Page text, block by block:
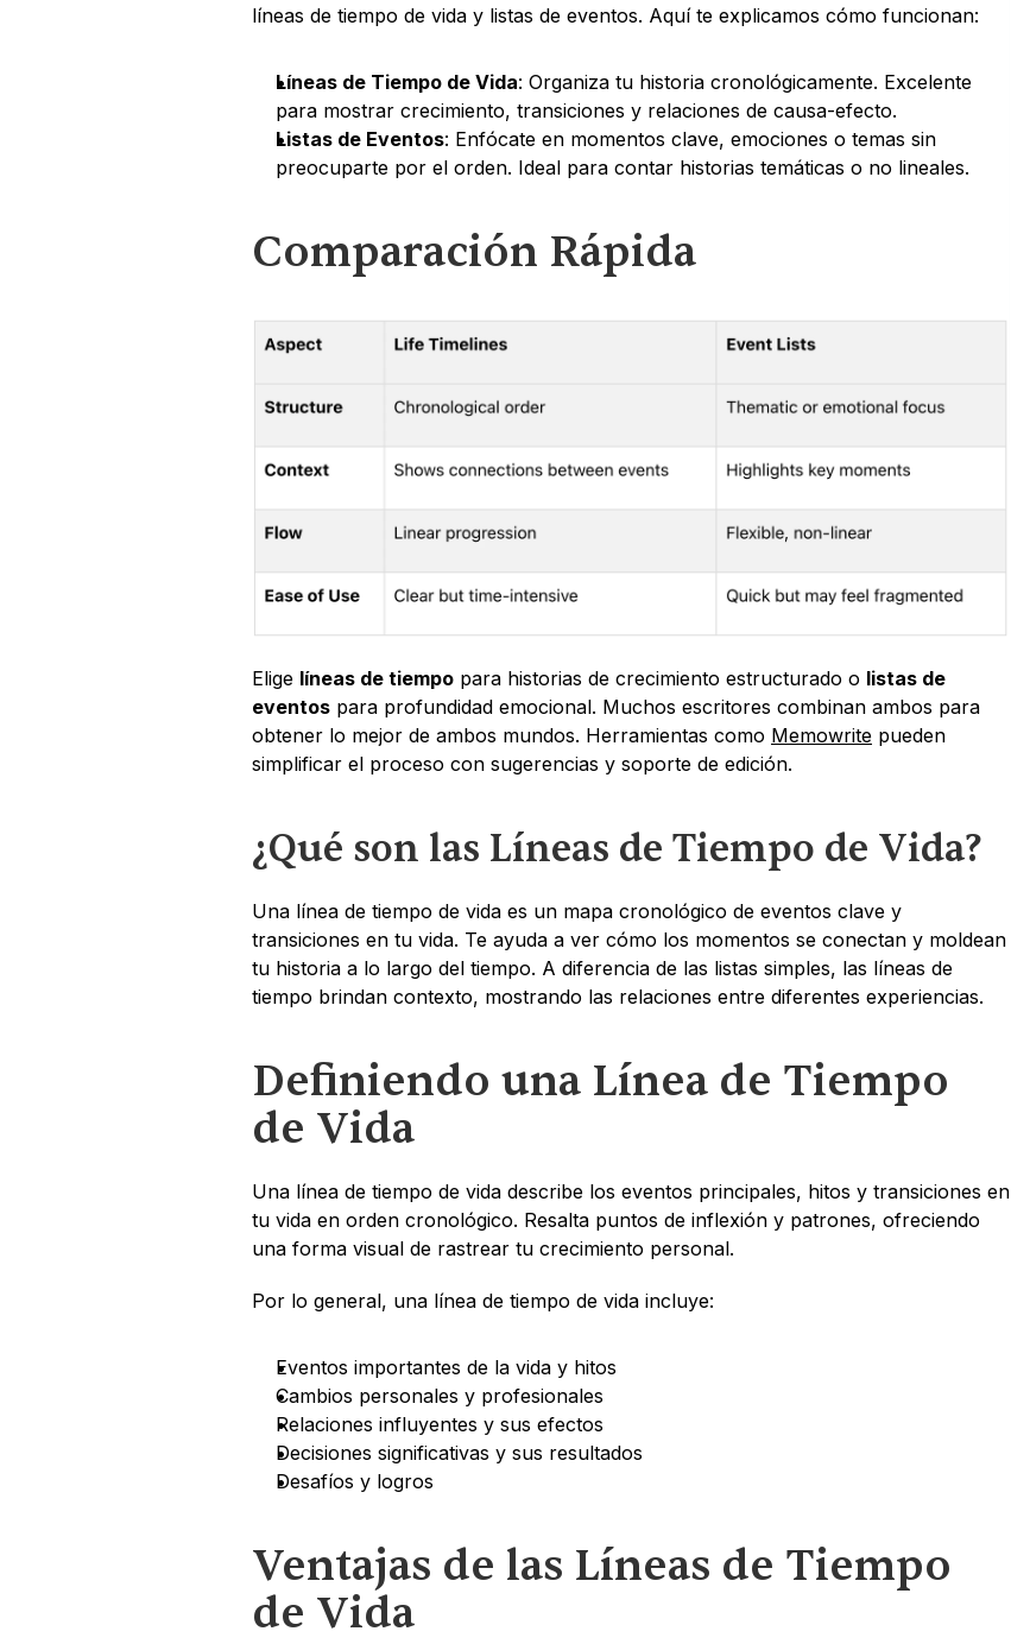
líneas de tiempo de vida y listas de eventos. Aquí te explicamos cómo funcionan:
Líneas de Tiempo de Vida: Organiza tu historia cronológicamente. Excelente
para mostrar crecimiento, transiciones y relaciones de causa-efecto.
Listas de Eventos: Enfócate en momentos clave, emociones o temas sin
preocuparte por el orden. Ideal para contar historias temáticas o no lineales.
Comparación Rápida
Elige líneas de tiempo para historias de crecimiento estructurado o listas de
eventos para profundidad emocional. Muchos escritores combinan ambos para
obtener lo mejor de ambos mundos. Herramientas como Memowrite pueden
simplificar el proceso con sugerencias y soporte de edición.
¿Qué son las Líneas de Tiempo de Vida?
Una línea de tiempo de vida es un mapa cronológico de eventos clave y
transiciones en tu vida. Te ayuda a ver cómo los momentos se conectan y moldean
tu historia a lo largo del tiempo. A diferencia de las listas simples, las líneas de
tiempo brindan contexto, mostrando las relaciones entre diferentes experiencias.
Definiendo una Línea de Tiempo
de Vida
Una línea de tiempo de vida describe los eventos principales, hitos y transiciones en
tu vida en orden cronológico. Resalta puntos de inflexión y patrones, ofreciendo
una forma visual de rastrear tu crecimiento personal.
Por lo general, una línea de tiempo de vida incluye:
Eventos importantes de la vida y hitos
Cambios personales y profesionales
Relaciones influyentes y sus efectos
Decisiones significativas y sus resultados
Desafíos y logros
Ventajas de las Líneas de Tiempo
de Vida